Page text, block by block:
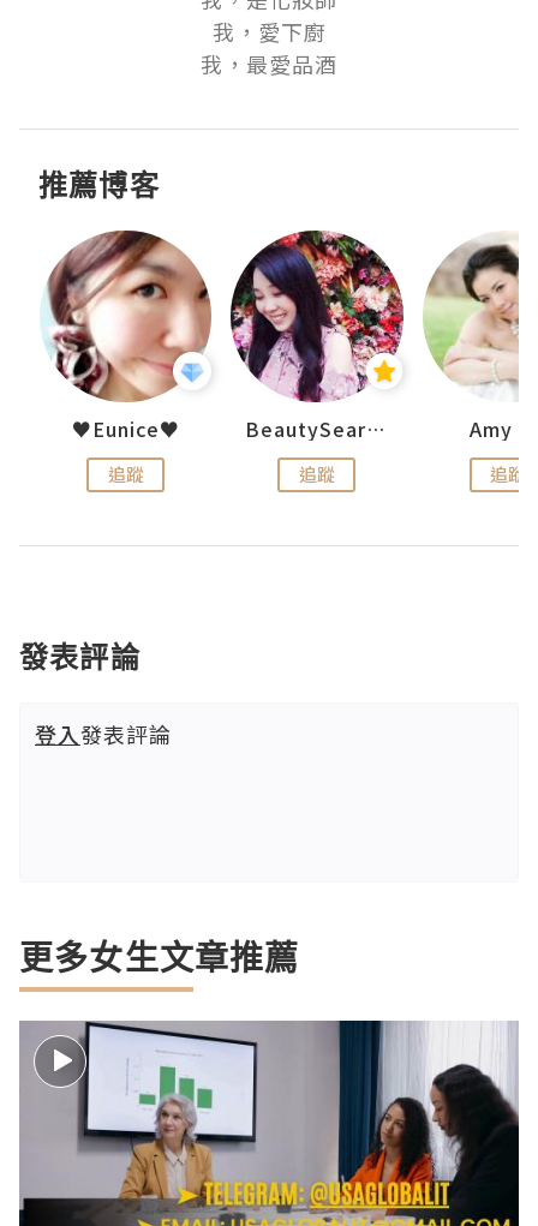
我，愛下廚
我，最愛品酒
推薦博客
♥Eunice♥
追蹤
BeautySearch
追蹤
Amy
追蹤
發表評論
登入發表評論
更多女生文章推薦